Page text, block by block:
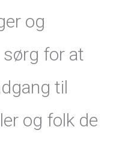
og
for at
til
og folk de